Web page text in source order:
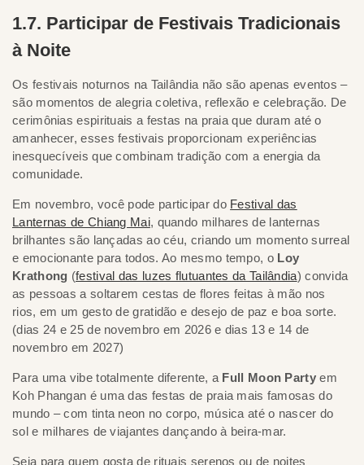
1.7. Participar de Festivais Tradicionais
à Noite
Os festivais noturnos na Tailândia não são apenas eventos –
são momentos de alegria coletiva, reflexão e celebração. De
cerimônias espirituais a festas na praia que duram até o
amanhecer, esses festivais proporcionam experiências
inesquecíveis que combinam tradição com a energia da
comunidade.
Em novembro, você pode participar do Festival das
Lanternas de Chiang Mai, quando milhares de lanternas
brilhantes são lançadas ao céu, criando um momento surreal
e emocionante para todos. Ao mesmo tempo, o Loy
Krathong (festival das luzes flutuantes da Tailândia) convida
as pessoas a soltarem cestas de flores feitas à mão nos
rios, em um gesto de gratidão e desejo de paz e boa sorte.
(dias 24 e 25 de novembro em 2026 e dias 13 e 14 de
novembro em 2027)
Para uma vibe totalmente diferente, a Full Moon Partyem
Koh Phangan é uma das festas de praia mais famosas do
mundo – com tinta neon no corpo, música até o nascer do
sol e milhares de viajantes dançando à beira-mar.
Seja para quem gosta de rituais serenos ou de noites